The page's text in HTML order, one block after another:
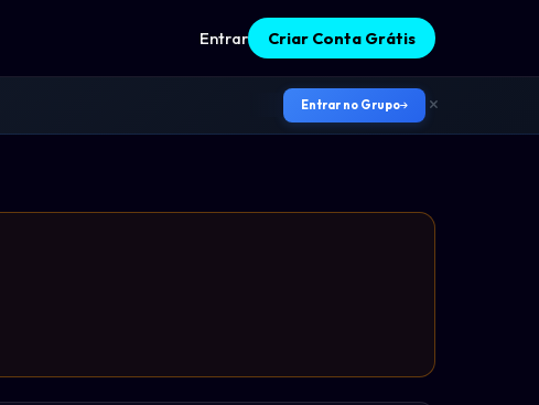
Entrar Criar Conta Grátis
Entrar no Grupo